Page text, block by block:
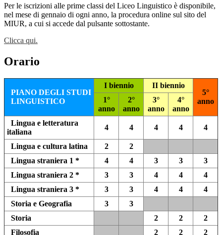
Per le iscrizioni alle prime classi del Liceo Linguistico è disponibile,
nel mese di gennaio di ogni anno, la procedura online sul sito del
MIUR, a cui si accede dal pulsante sottostante.
Clicca qui.
Orario
PIANO DEGLI STUDI
LINGUISTICO
I biennio
II biennio
5°
anno
1°
anno
2°
anno
3°
anno
4°
anno
Lingua e letteratura
italiana
4 4 4 4 4
Lingua e cultura latina 2
2
Lingua straniera 1 *
4 4 3 3
3
Lingua straniera 2 *
3 3 4 4
4
Lingua straniera 3 *
3 3 4 4
4
Storia e Geografia
3
3
Storia
2 2
2
Filosofia
2 2
2